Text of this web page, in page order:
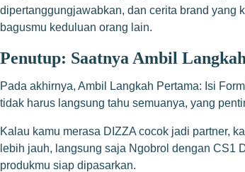
dipertanggungjawabkan, dan cerita brand yang
bagusmu keduluan orang lain.
Penutup: Saatnya Ambil
Pada akhirnya, Ambil Langkah Pertama: Isi
tidak harus langsung tahu semuanya, yang
Kalau kamu merasa DIZZA cocok jadi partner,
lebih jauh, langsung saja Ngobrol dengan CS1
produkmu siap dipasarkan.